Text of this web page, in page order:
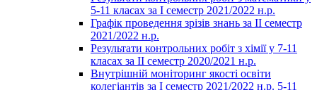
5-11 класах за І семестр 2021/2022 н.р.
Графік проведення зрізів знань за ІІ семестр
2021/2022 н.р.
Результати контрольних робіт з хімії у 7-11
класах за ІІ семестр 2020/2021 н.р.
Внутрішній моніторинг якості освіти
колегіантів за І семестр 2021/2022 н.р. 5-11